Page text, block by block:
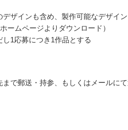
ザインも含め、製作可能なデザイ
ームページよりダウンロード）
1応募につき1作品とする
まで郵送・持参、もしくはメールに